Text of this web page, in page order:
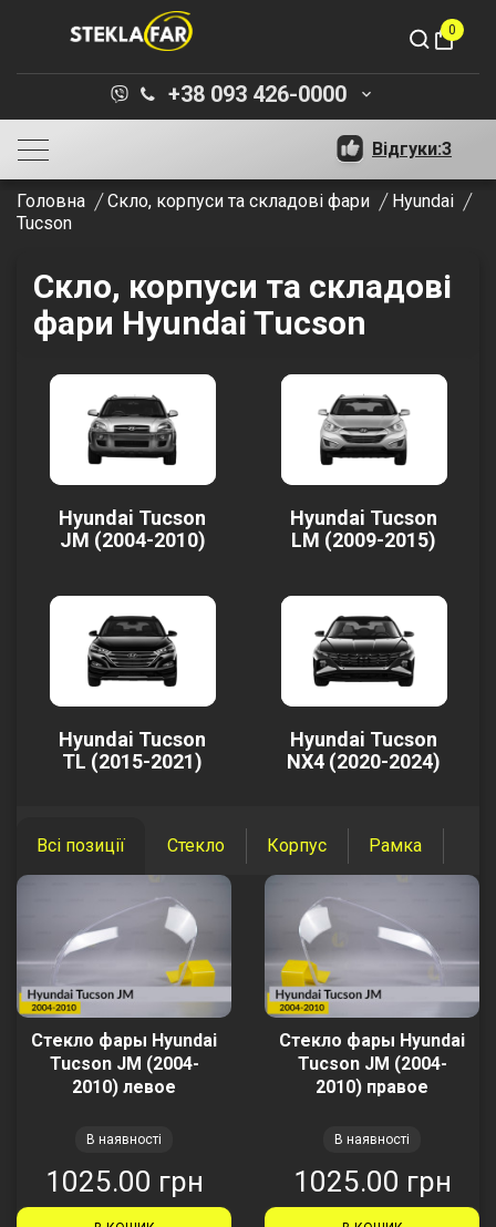
shopping_bag
0
+38 093 426-0000 keyboard_arrow_down
Відгуки:3
Головна Скло, корпуси та складові фари
Hyundai
Tucson
Скло, корпуси та складові
фари Hyundai Tucson
Hyundai Tucson
JM (2004-2010)
Hyundai Tucson
LM (2009-2015)
Hyundai Tucson
TL (2015-2021)
Hyundai Tucson
NX4 (2020-2024)
Всі позиції Стекло Корпус Рамка
Стекло фары Hyundai
Tucson JM (2004-
2010) левое
В наявності
1025.00 грн
Стекло фары Hyundai
Tucson JM (2004-
2010) правое
В наявності
1025.00 грн